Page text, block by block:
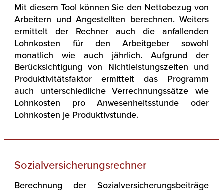
Mit diesem Tool können Sie den Nettobezug von
Arbeitern und Angestellten berechnen. Weiters
ermittelt der Rechner auch die anfallenden
Lohnkosten für den Arbeitgeber sowohl
monatlich wie auch jährlich. Aufgrund der
Berücksichtigung von Nichtleistungszeiten und
Produktivitätsfaktor ermittelt das Programm
auch unterschiedliche Verrechnungssätze wie
Lohnkosten pro Anwesenheitsstunde oder
Lohnkosten je Produktivstunde.
Sozialversicherungsrechner
Berechnung der Sozialversicherungsbeiträge